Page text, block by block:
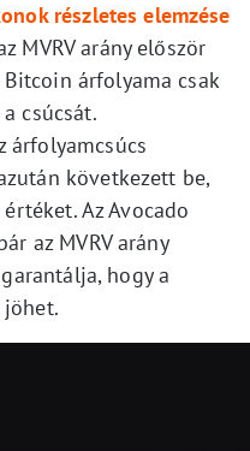
részletes elemzése
MVRV arány először
árfolyama csak
csúcsát.
árfolyamcsúcs
következett be,
Az Avocado
az MVRV arány
hogy a